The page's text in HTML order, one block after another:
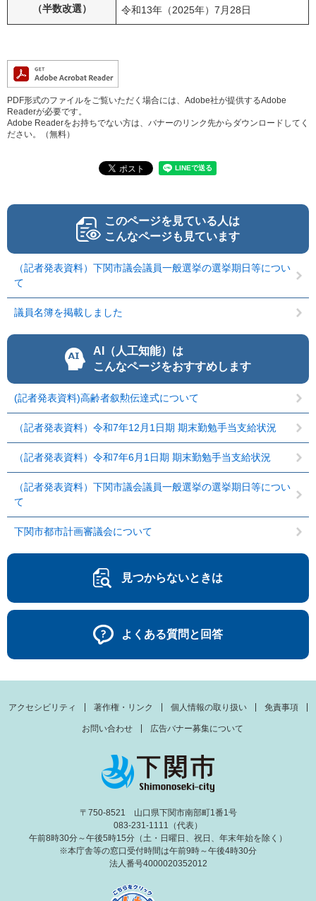
（半数改選）
​令和13年（2025年）7月28日
PDF形式のファイルをご覧いただく場合には、Adobe社が提供するAdobe
Readerが必要です。
Adobe Readerをお持ちでない方は、バナーのリンク先からダウンロードしてく
ださい。（無料）
このページを見ている人は
こんなページも見ています
（記者発表資料）下関市議会議員一般選挙の選挙期日等につい
て
議員名簿を掲載しました
AI（人工知能）は
こんなページをおすすめします
(記者発表資料)高齢者叙勲伝達式について
（記者発表資料）令和7年12月1日期 期末勤勉手当支給状況
（記者発表資料）令和7年6月1日期 期末勤勉手当支給状況
（記者発表資料）下関市議会議員一般選挙の選挙期日等につい
て
下関市都市計画審議会について
見つからないときは
よくある質問と回答
アクセシビリティ 著作権・リンク 個人情報の取り扱い 免責事項
お問い合わせ 広告バナー募集について
〒750-8521 山口県下関市南部町1番1号
083-231-1111（代表）
午前8時30分～午後5時15分（土・日曜日、祝日、年末年始を除く）
※本庁舎等の窓口受付時間は午前9時～午後4時30分
法人番号4000020352012